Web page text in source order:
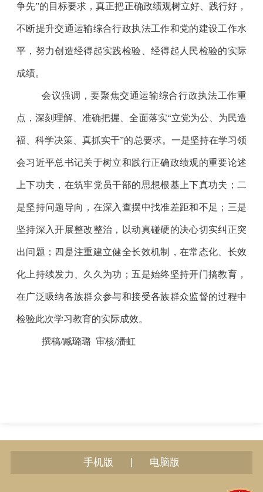
争先”的目标要求，真正把正确政绩观树立好、践行好，
不断提升交通运输综合行政执法工作和党的建设工作水
平，努力创造经得起实践检验、经得起人民检验的实际
成绩。
会议强调，要聚焦交通运输综合行政执法工作重
点，深刻理解、准确把握、全面落实“立党为公、为民造
福、科学决策、真抓实干”的总要求。一是坚持在学习领
会习近平总书记关于树立和践行正确政绩观的重要论述
上下功夫，在筑牢党员干部的思想根基上下真功夫；二
是坚持问题导向，在深入查摆中找准差距和不足；三是
坚持深入开展整改整治，以动真碰硬的决心切实纠正突
出问题；四是注重建立健全长效机制，在常态化、长效
化上持续发力、久久为功；五是始终坚持开门搞教育，
在广泛吸纳各族群众参与和接受各族群众监督的过程中
检验此次学习教育的实际成效。
撰稿/臧璐璐 审核/潘虹
手机版 电脑版